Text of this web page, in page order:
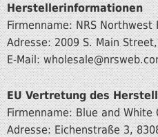
Herstellerinformationen
Firmenname: NRS Northwest
Adresse: 2009 S. Main
E-Mail:
EU Vertretung des
Firmenname: Blue and White
Adresse: Eichenstraße 3,